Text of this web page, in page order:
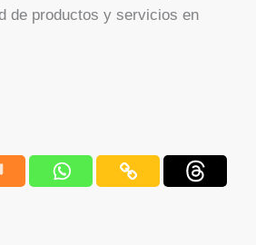
de productos y servicios en